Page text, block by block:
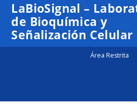
LaBioSignal –
de Bioquímica y
Señalización Celular
Área Restrita